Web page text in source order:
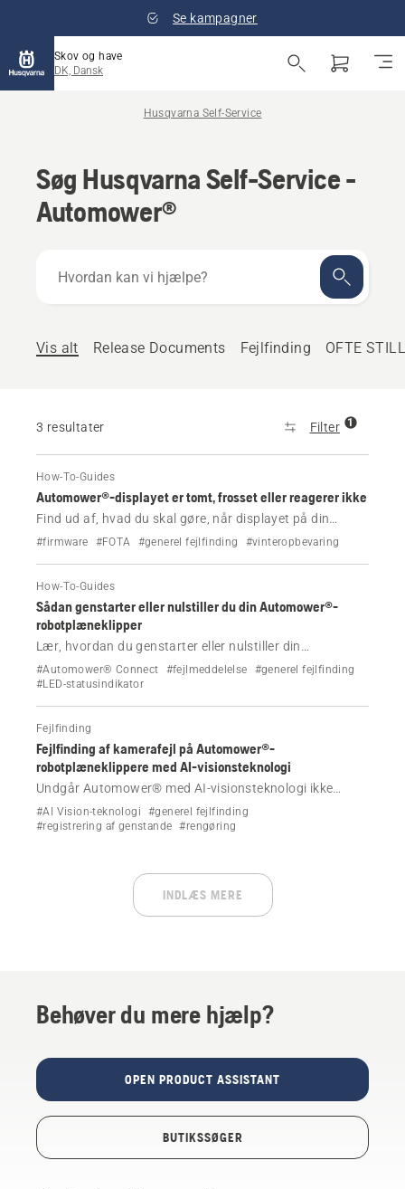
Se kampagner
Skov og have
DK, Dansk
Husqvarna Self-Service
Søg Husqvarna Self-Service -
Automower®
kan
Vis alt
Release Documents Fejlfinding OFTE
3 resultater Filter 1
How-To-Guides
Automower®-displayet er tomt, frosset eller reagerer ikke
Find ud af, hvad du skal gøre, når displayet på din
Automower®-robotplæneklipper er sort, tomt, frosset
hvornår du skal kontakte en forhandler.
#firmware #FOTA #generel fejlfinding #vinteropbevaring
How-To-Guides
Sådan genstarter eller nulstiller du din Automower®-
robotplæneklipper
Lær, hvordan du genstarter eller nulstiller din
Automower®-robotplæneklipper, gendanner
fabriksindstillingerne og manuelt fjerner en fejl, når
#Automower® Connect #fejlmeddelelse
#generel fejlfinding
#LED-statusindikator
Fejlfinding
Fejlfinding af kamerafejl på Automower®-
robotplæneklippere med AI-visionsteknologi
Undgår Automower® med AI-visionsteknologi ikke
genstande, eller viser den en kamerafejl? Fejlfinding af
meddelelser som f.eks. kameralinse blokeret,
#AI Vision-teknologi
#generel fejlfinding
#registrering af genstande
#rengøring
INDLÆS MERE
Behøver du mere hjælp?
OPEN PRODUCT ASSISTANT
BUTIKSSØGER